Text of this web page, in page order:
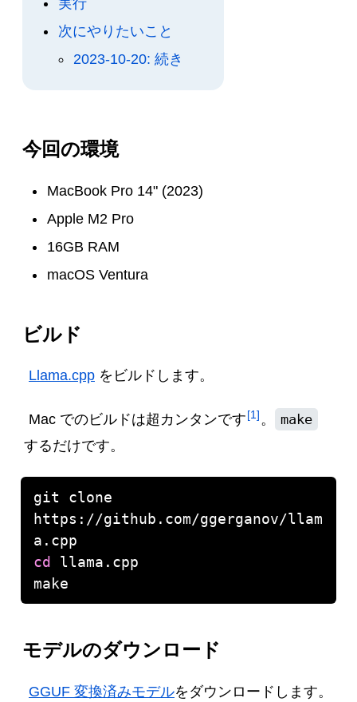
実行
次にやりたいこと
2023-10-20: 続き
今回の環境
MacBook Pro 14" (2023)
Apple M2 Pro
16GB RAM
macOS Ventura
ビルド
Llama.cpp をビルドします。
Mac でのビルドは超カンタンです 1 。
make
するだけです。
git clone
https://github.com/ggerganov/llam
cd
モデルのダウンロード
GGUF 変換済みモデルをダウンロードします。